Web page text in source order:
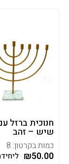
חנוכית ברזל
שיש – זהב
כמות בקרטון: 8
₪50.00